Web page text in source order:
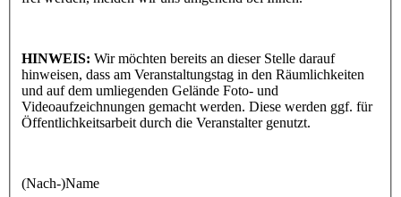
HINWEIS: Wir möchten bereits an dieser Stelle darauf
hinweisen, dass am Veranstaltungstag in den Räumlichkeiten
und auf dem umliegenden Gelände Foto- und
Videoaufzeichnungen gemacht werden. Diese werden ggf. für
Öffentlichkeitsarbeit durch die Veranstalter genutzt.
(Nach-)Name